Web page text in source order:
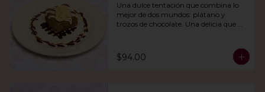
Una dulce tentación que combina lo
mejor de dos mundos: plátano y
trozos de chocolate. Una delicia que
$94.00